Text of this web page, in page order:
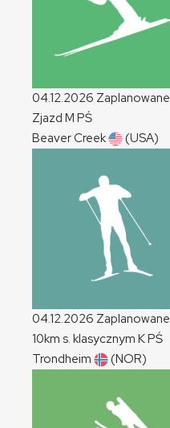
04.12.2026 Zaplanowane
Zjazd M PŚ
Beaver Creek
(USA)
04.12.2026 Zaplanowane
10km s. klasycznym KPŚ
Trondheim
(NOR)